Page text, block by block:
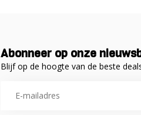
Abonneer op onze
Blijf op de hoogte van de beste